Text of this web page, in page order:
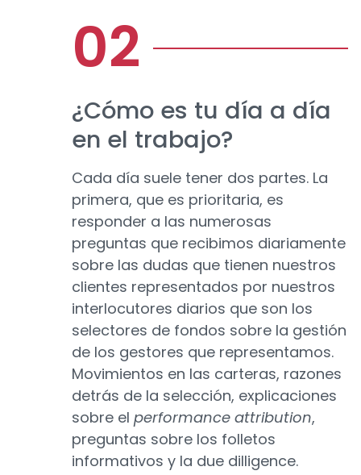
¿Cómo es tu día a día
en el trabajo?
Cada día suele tener dos partes. La
primera, que es prioritaria, es
responder a las numerosas
preguntas que recibimos diariamente
sobre las dudas que tienen nuestros
clientes representados por nuestros
interlocutores diarios que son los
selectores de fondos sobre la gestión
de los gestores que representamos.
Movimientos en las carteras, razones
detrás de la selección, explicaciones
sobre el performance attribution,
preguntas sobre los folletos
informativos y la due dilligence.